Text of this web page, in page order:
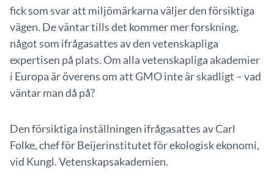
fick som svar att miljömärkarna väljer den försiktiga
vägen. De väntar tills det kommer mer forskning,
något som ifrågasattes av den vetenskapliga
expertisen på plats. Om alla vetenskapliga akademier
i Europa är överens om att GMO inte är skadligt – vad
väntar man då på?
Den försiktiga inställningen ifrågasattes av Carl
Folke, chef för Beijerinstitutet för ekologisk ekonomi,
vid Kungl. Vetenskapsakademien.